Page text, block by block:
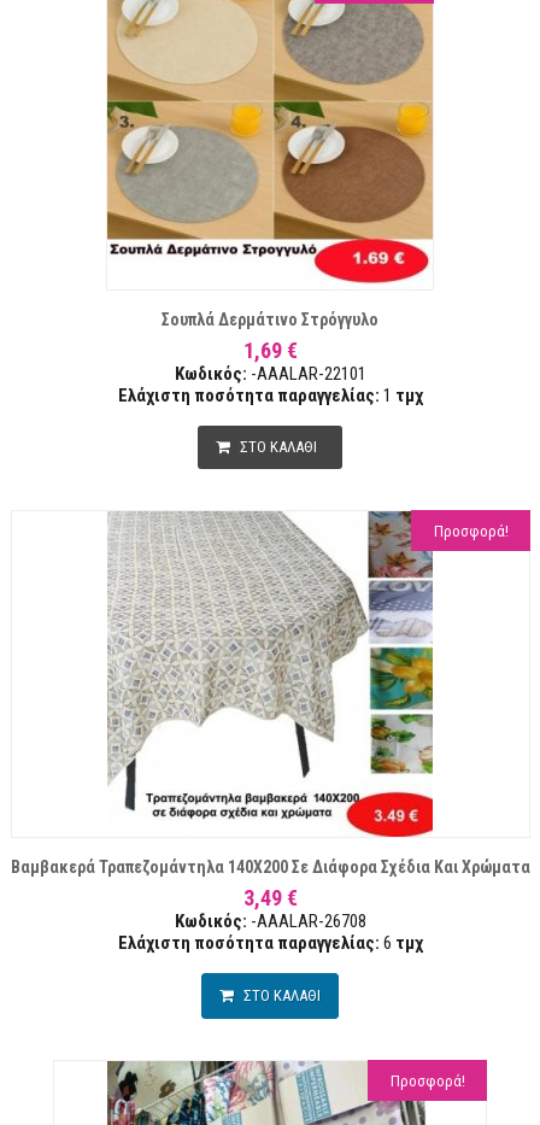
Σουπλά Δερμάτινο Στρόγγυλο
1,69 €
Κωδικός: -AAALAR-22101
Ελάχιστη ποσότητα παραγγελίας: 1 τμχ
ΣΤΟ ΚΑΛΑΘΙ
Προσφορά!
Βαμβακερά Τραπεζομάντηλα 140Χ200 Σε Διάφορα Σχέδια Και Χρώματα
3,49 €
Κωδικός: -AAALAR-26708
Ελάχιστη ποσότητα παραγγελίας: 6 τμχ
ΣΤΟ ΚΑΛΑΘΙ
Προσφορά!